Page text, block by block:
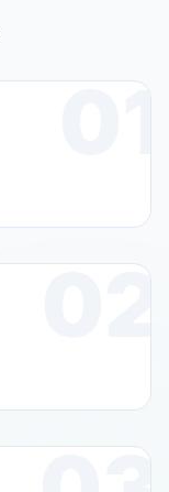
01
02